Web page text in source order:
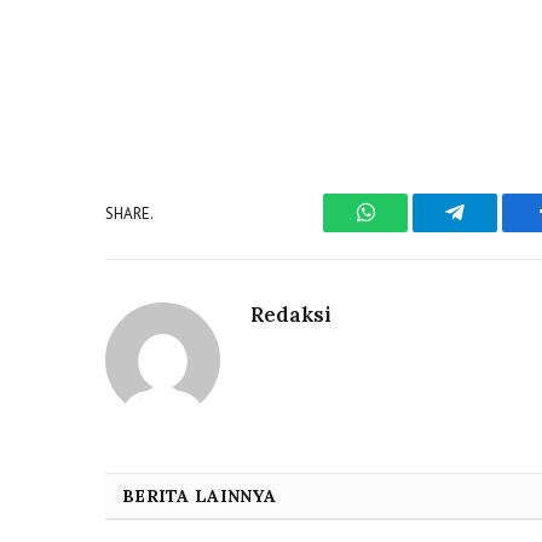
SHARE.
WhatsAppTelegram
Redaksi
BERITA LAINNYA